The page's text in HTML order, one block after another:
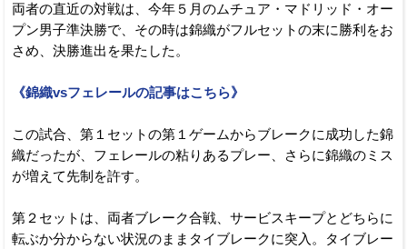
両者の直近の対戦は、今年５月のムチュア・マドリッド・オー
プン男子準決勝で、その時は錦織がフルセットの末に勝利をお
さめ、決勝進出を果たした。
《錦織vsフェレールの記事はこちら》
この試合、第１セットの第１ゲームからブレークに成功した錦
織だったが、フェレールの粘りあるプレー、さらに錦織のミス
が増えて先制を許す。
第２セットは、両者ブレーク合戦、サービスキープとどちらに
転ぶか分からない状況のままタイブレークに突入。タイブレー